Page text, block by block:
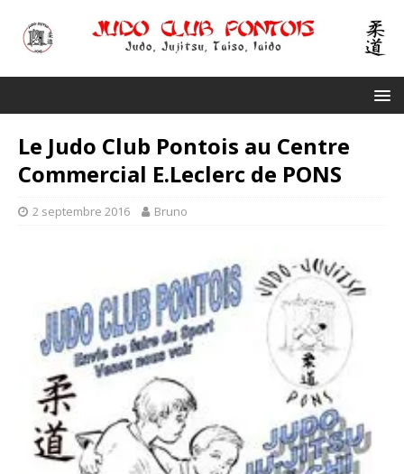
Le Judo Club Pontois au Centre
Commercial E.Leclerc de PONS
2 septembre 2016 Bruno